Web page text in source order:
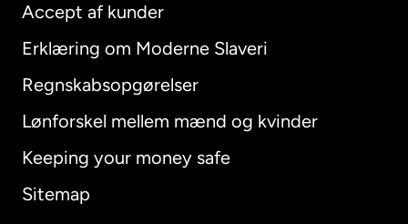
Accept af kunder
Erklæring om Moderne Slaveri
Regnskabsopgørelser
Lønforskel mellem mænd og kvinder
Keeping your money safe
Sitemap
International English
Australien